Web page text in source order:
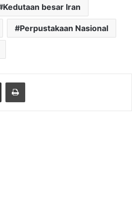
Kedutaan besar Iran
Perpustakaan Nasional
Share via Email Print